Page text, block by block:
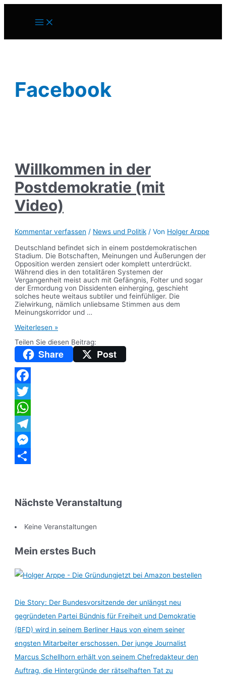
Main
Menu
Facebook
Willkommen in der
Postdemokratie (mit
Video)
Kommentar verfassen / News und Politik / Von Holger Arppe
Deutschland befindet sich in einem postdemokratischen
Stadium. Die Botschaften, Meinungen und Äußerungen der
Opposition werden zensiert oder komplett unterdrückt.
Während dies in den totalitären Systemen der
Vergangenheit meist auch mit Gefängnis, Folter und sogar
der Ermordung von Dissidenten einherging, geschieht
solches heute weitaus subtiler und feinfühliger. Die
Zielwirkung, nämlich unliebsame Stimmen aus dem
Meinungskorridor und …
Willkommen
der
Postdemokratie
(mit
Video)
Weiterlesen »
Teilen Sie diesen Beitrag:
Share Post
Facebook
Twitter
WhatsApp
Telegram
Messenger
Nächste Veranstaltung
Keine Veranstaltungen
Mein erstes Buch
jetzt bei Amazon bestellen
Die Story: Der Bundesvorsitzende der unlängst neu
gegründeten Partei Bündnis für Freiheit und Demokratie
(BFD) wird in seinem Berliner Haus von einem seiner
engsten Mitarbeiter erschossen. Der junge Journalist
Marcus Schellhorn erhält von seinem Chefredakteur den
Auftrag, die Hintergründe der rätselhaften Tat zu